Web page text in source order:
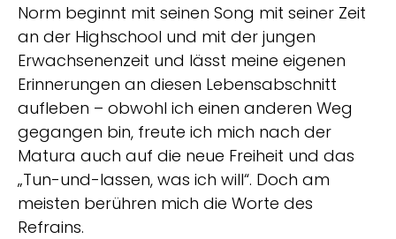
Norm beginnt mit seinen Song mit seiner Zeit
an der Highschool und mit der jungen
Erwachsenenzeit und lässt meine eigenen
Erinnerungen an diesen Lebensabschnitt
aufleben – obwohl ich einen anderen Weg
gegangen bin, freute ich mich nach der
Matura auch auf die neue Freiheit und das
„Tun-und-lassen, was ich will“. Doch am
meisten berühren mich die Worte des
Refrains.